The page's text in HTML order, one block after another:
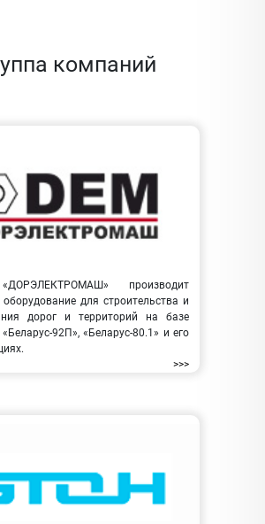
компаний
производит
для строительства и
дорог и территорий на базе
92П», «Беларус-80.1» и его
>>>